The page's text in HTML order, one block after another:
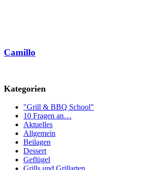
Camillo
Kategorien
"Grill & BBQ School"
10 Fragen an…
Aktuelles
Allgemein
Beilagen
Dessert
Geflügel
Grills und Grillarten